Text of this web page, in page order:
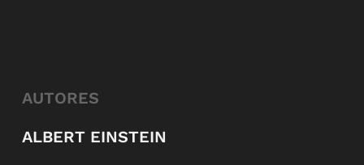
AUTORES
ALBERT EINSTEIN